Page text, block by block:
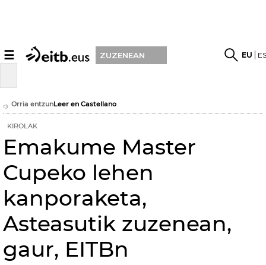
☰ ZUZENEAN EU
Orria entzunLeer en Castellano
KIROLAK
Emakume Master
Cupeko lehen
kanporaketa,
Asteasutik zuzenean,
gaur, EITBn